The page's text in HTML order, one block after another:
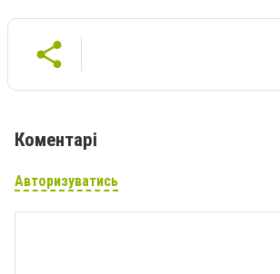
Коментарі
Авторизуватись